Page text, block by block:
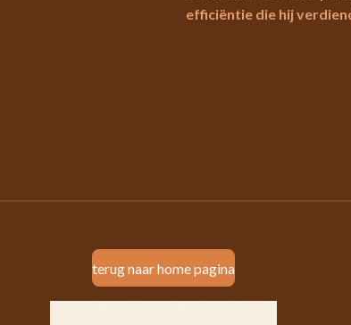
efficiëntie die hij
terug naar home pagina